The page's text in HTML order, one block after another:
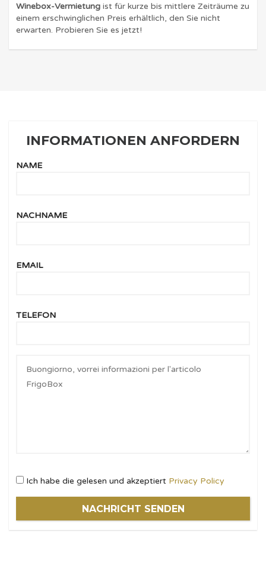
Winebox-Vermietung ist für kurze bis mittlere Zeiträume zu
einem erschwinglichen Preis erhältlich, den Sie nicht
erwarten. Probieren Sie es jetzt!
INFORMATIONEN ANFORDERN
NAME
NACHNAME
EMAIL
TELEFON
Ich habe die gelesen und akzeptiert Privacy Policy
NACHRICHT SENDEN